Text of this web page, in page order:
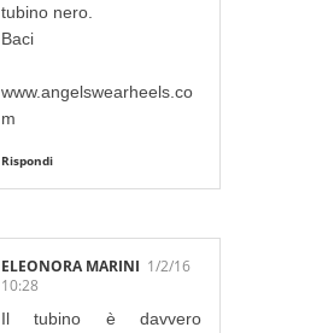
tubino nero.
Baci
www.angelswearheels.co
m
Rispondi
ELEONORA MARINI 1/2/16
10:28
Il tubino è davvero